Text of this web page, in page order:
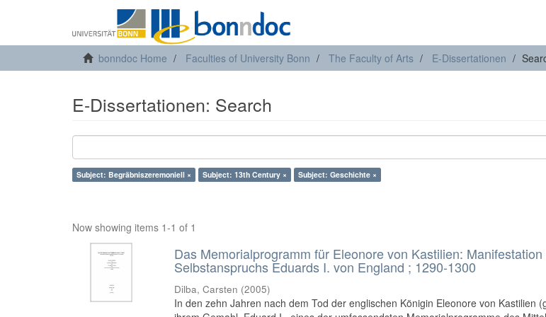
bonndoc Home Faculties of University Bonn The Faculty of Arts E-Dissertationen
E-Dissertationen: Search
Subject: Begräbniszeremoniell × Subject: 13th Century × Subject: Geschichte ×
Now showing items 1-1 of 1
Das Memorialprogramm für Eleonore von Kastilien:
Selbstanspruchs Eduards I. von England ; 1290-1300
Dilba, Carsten (2005)
In den zehn Jahren nach dem Tod der englischen Königin Eleonore von Kastilien